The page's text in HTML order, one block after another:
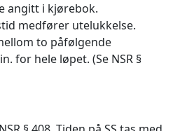
angitt i kjørebok.
medfører utelukkelse.
to påfølgende
for hele løpet. (Se NSR §